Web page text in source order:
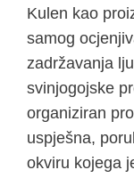
Kulen kao
samog
zadržavanja
svinjogojske
organiziran
uspješna,
okviru kojega